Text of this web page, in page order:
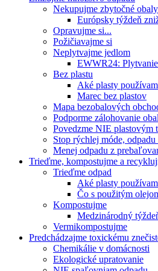
Nekupujme zbytočné obaly
Európsky týždeň
Opravujme si...
Požičiavajme si
Neplytvajme jedlom
EWWR24:
Bez plastu
Aké plasty
Marec bez plastov
Mapa bezobalových
Podporme zálohovanie
Povedzme NIE plastovým
Stop rýchlej móde,
Menej odpadu z
Trieďme, kompostujme a
Trieďme odpad
Aké plasty
Čo s použitým
Kompostujme
Medzinárodný
Vermikompostujme
Predchádzajme toxickému
Chemikálie v domácnosti
Ekologické upratovanie